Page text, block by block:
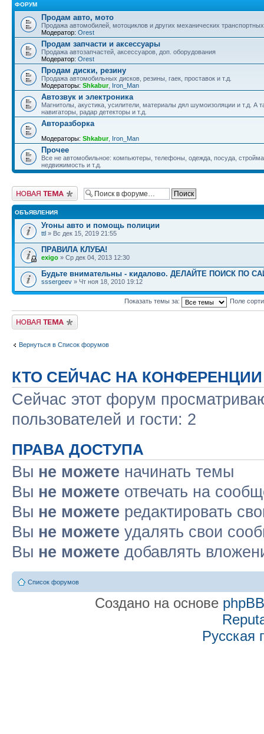
ФОРУМ
Продам авто, мото
Продажа автомобилей, мотоциклов и других механических
Модератор: Orest
Продам запчасти и аксессуары
Продажа автозапчастей, аксессуаров, доп. оборудования
Модератор: Orest
Продам диски, резину
Продажа автомобильных дисков, резины, гаек, проставок и т.д.
Модераторы: Shkabur, Iron_Man
Автозвук и электроника
Магнитолы, акустика, усилители, материалы дял шумоизоляции и т.д. А
навигаторы, радар детекторы и т.д.
Авторазборка
Модераторы: Shkabur, Iron_Man
Прочее
Все не автомобильное: компьютеры, телефоны, одежда, посуда,
недвижимость и т.д.
Новая тема
ОБЪЯВЛЕНИЯ
Угоны авто и помощь полиции
ttl » Вс дек 15, 2019 21:55
ПРАВИЛА КЛУБА!
exigo » Ср дек 04, 2013 12:30
Будьте внимательны - кидалово. ДЕЛАЙТЕ ПОИСК ПО
sssergeev » Чт ноя 18, 2010 19:12
Показать темы за: Поле
Новая тема
Вернуться в Список форумов
КТО СЕЙЧАС НА КОНФЕРЕНЦИИ
Сейчас этот форум
пользователей и гости: 2
ПРАВА ДОСТУПА
Вы не можете начинать темы
Вы не можете отвечать на
Вы не можете редактировать
Вы не можете удалять свои
Вы не можете добавлять
Список форумов
Создано на основе phpBB
Русская